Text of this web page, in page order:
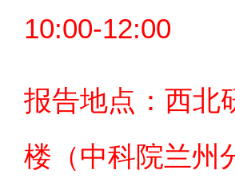
10:00-12:00
报告地点：西北
楼（中科院兰州